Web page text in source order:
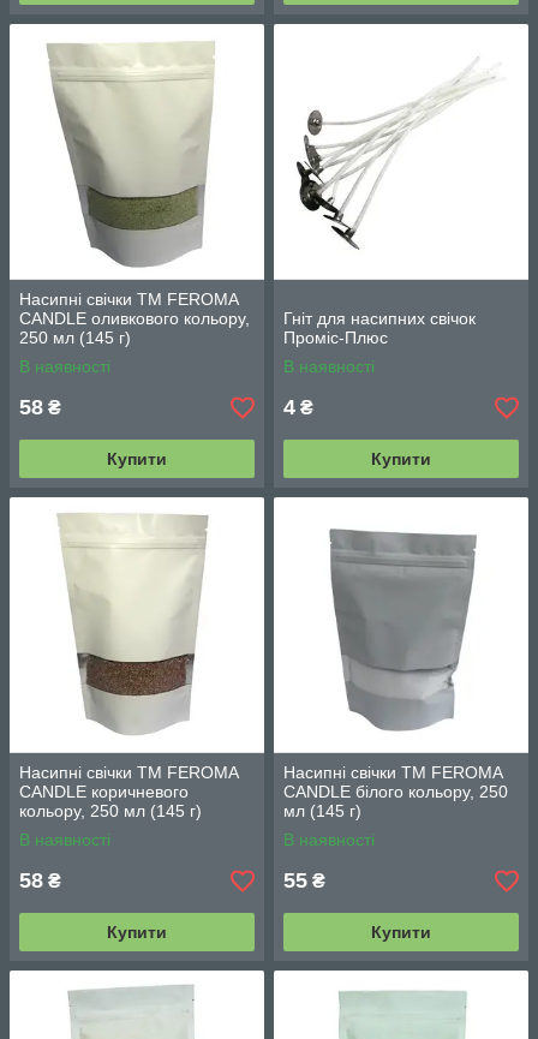
Насипні свічки TM FEROMA
CANDLE оливкового кольору,
250 мл (145 г)
В наявності
58 ₴
Купити
Гніт для насипних свічок
Проміс-Плюс
В наявності
4 ₴
Купити
Насипні свічки TM FEROMA
CANDLE коричневого
кольору, 250 мл (145 г)
В наявності
58 ₴
Купити
Насипні свічки TM FEROMA
CANDLE білого кольору, 250
мл (145 г)
В наявності
55 ₴
Купити